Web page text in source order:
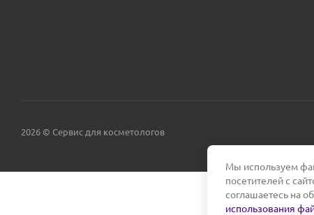
2026 © Сервис для косметологов
Мы используем
посетителей с
соглашаетесь на
использования